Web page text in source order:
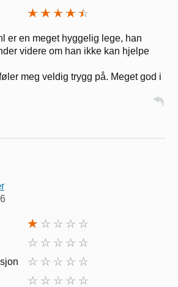
er en meget hyggelig lege, han
videre om han ikke kan hjelpe
meg veldig trygg på. Meget god i